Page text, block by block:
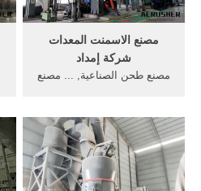
مصنع الاسمنت المعدات
شركة إمداد
مصنع طحن الصناعية, ... مصنع
أسعار ...